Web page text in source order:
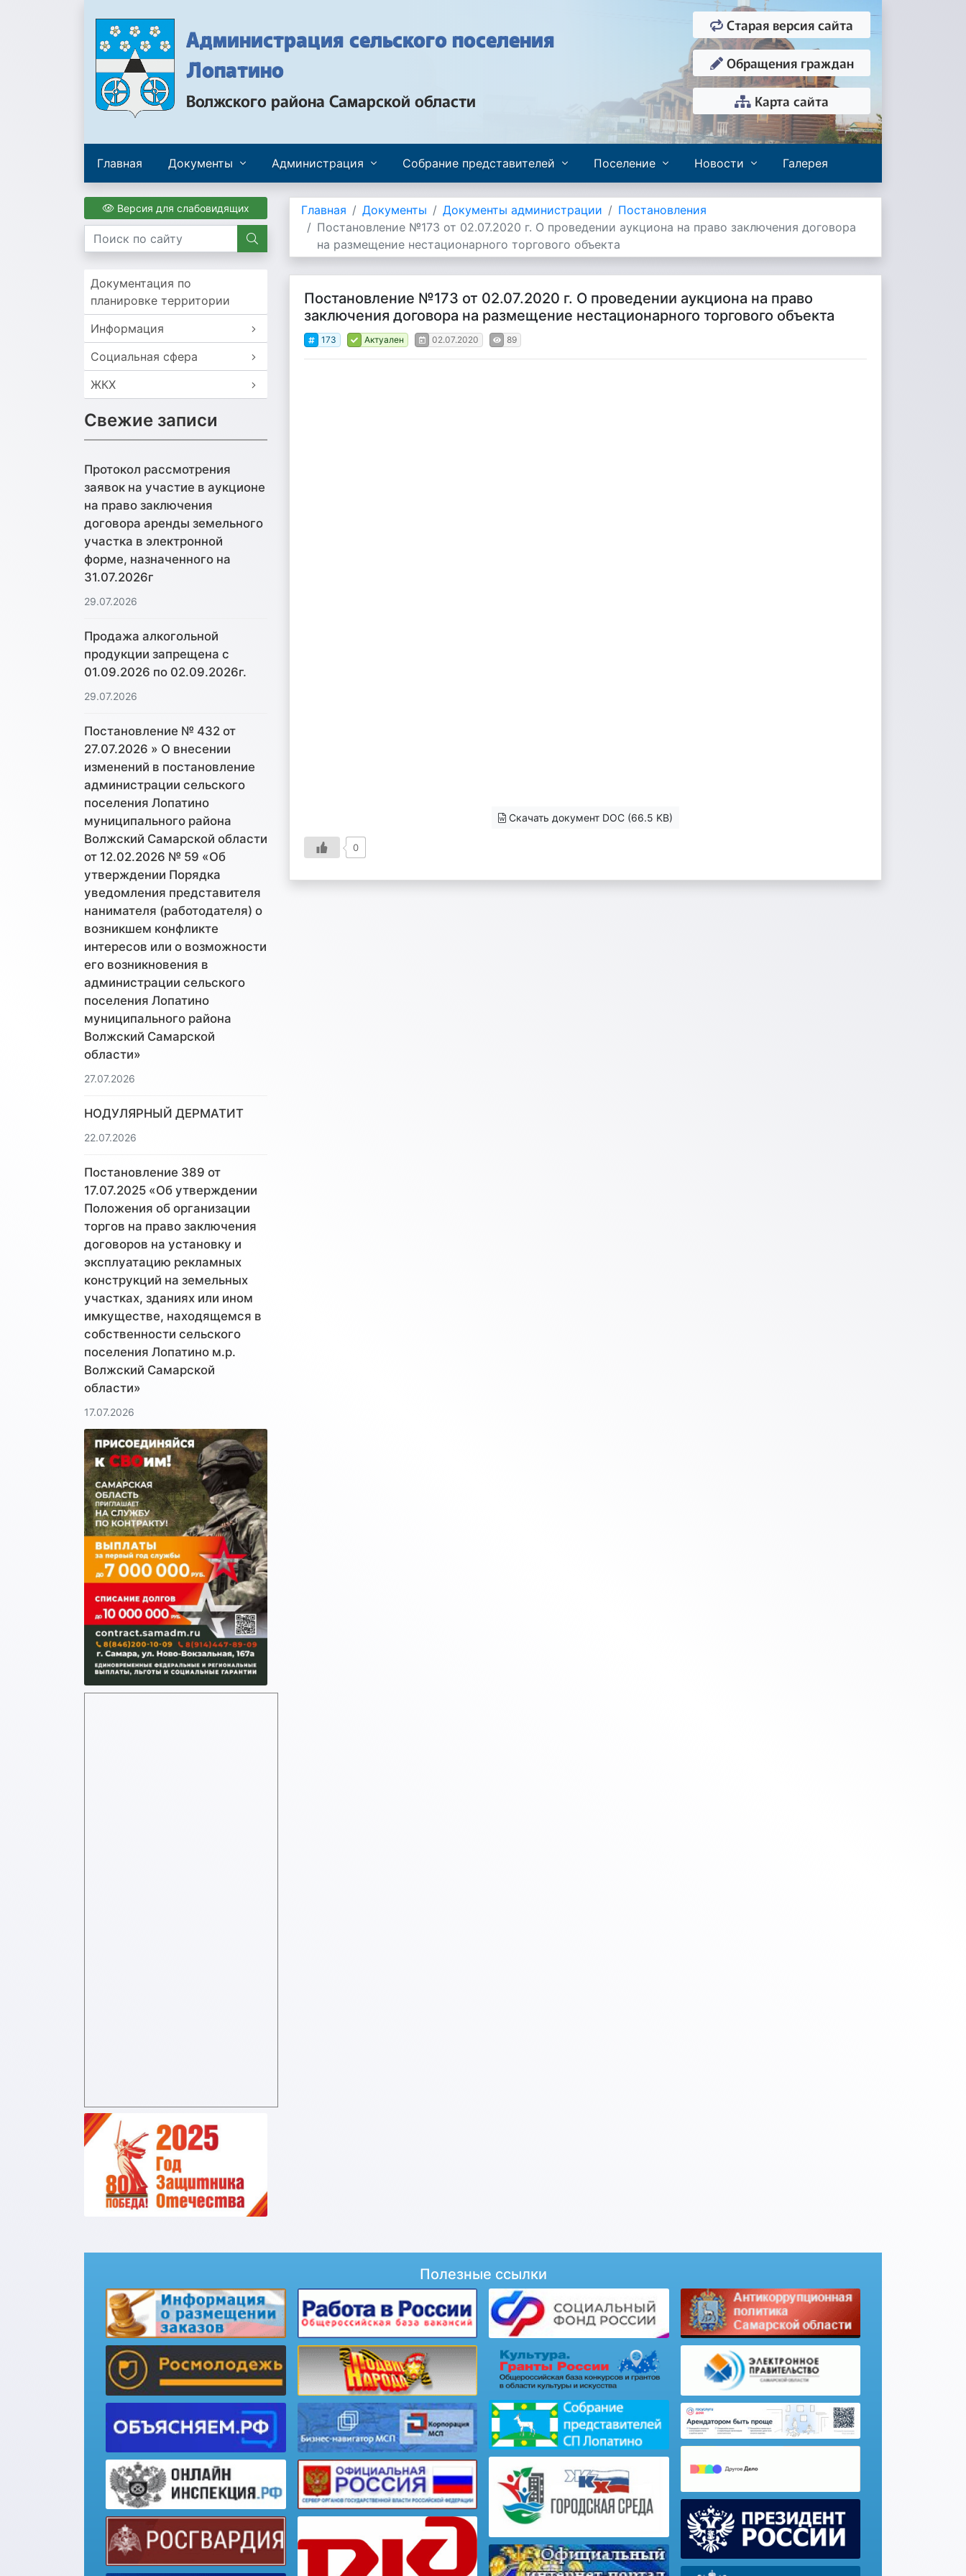
Администрация сельского поселения
Лопатино
Волжского района Самарской области
Старая версия сайта
Обращения граждан
Карта сайта
Главная Документы Администрация Собрание представителей Поселение Новости Галерея
Версия для слабовидящих
Документация по
планировке территории
Информация
Социальная сфера
ЖКХ
Свежие записи
Протокол рассмотрения
заявок на участие в аукционе
на право заключения
договора аренды земельного
участка в электронной
форме, назначенного на
31.07.2026г
29.07.2026
Продажа алкогольной
продукции запрещена с
01.09.2026 по 02.09.2026г.
29.07.2026
Постановление № 432 от
27.07.2026 » О внесении
изменений в постановление
администрации сельского
поселения Лопатино
муниципального района
Волжский Самарской области
от 12.02.2026 № 59 «Об
утверждении Порядка
уведомления представителя
нанимателя (работодателя) о
возникшем конфликте
интересов или о возможности
его возникновения в
администрации сельского
поселения Лопатино
муниципального района
Волжский Самарской
области»
27.07.2026
НОДУЛЯРНЫЙ ДЕРМАТИТ
22.07.2026
Постановление 389 от
17.07.2025 «Об утверждении
Положения об организации
торгов на право заключения
договоров на установку и
эксплуатацию рекламных
конструкций на земельных
участках, зданиях или ином
имкуществе, находящемся в
собственности сельского
поселения Лопатино м.р.
Волжский Самарской
области»
17.07.2026
Главная Документы Документы администрации
Постановления
Постановление №173 от 02.07.2020 г. О проведении аукциона на право заключения договора
на размещение нестационарного торгового объекта
Постановление №173 от 02.07.2020 г. О проведении аукциона на право
заключения договора на размещение нестационарного торгового объекта
173 Актуален 02.07.2020 89
Скачать документ DOC (66.5 KB)
0
Полезные ссылки